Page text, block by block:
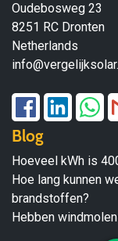
Oudebosweg 23
8251 RC Dronten
Netherlands
Blog
Hoeveel kWh is
Hoe lang kunnen
brandstoffen?
Hebben